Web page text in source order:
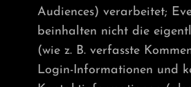
Audiences) verarbeitet;
beinhalten nicht die
(wie z. B. verfasste
Login-Informationen und